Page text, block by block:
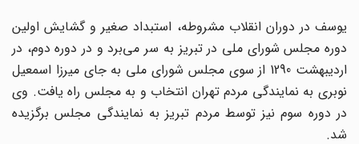
یوسف در دوران انقلاب مشروطه، استبداد صغیر و گشایش اولین
دوره مجلس شورای ملی در تبریز به سر می‌برد و در دوره دوم، در
اردیبهشت 1290 از سوی مجلس شورای ملی به جای میرزا اسمعیل
نوبری به نمایندگی مردم تهران انتخاب و به مجلس راه یافت. وی
در دوره سوم نیز توسط مردم تبریز به نمایندگی مجلس برگزیده
شد.